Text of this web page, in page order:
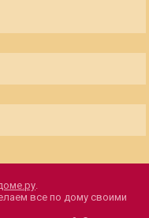
.
все по дому своими